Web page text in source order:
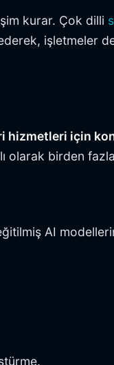
kurar. Çok dilli
işletmeler
hizmetleri için
olarak birden
AI